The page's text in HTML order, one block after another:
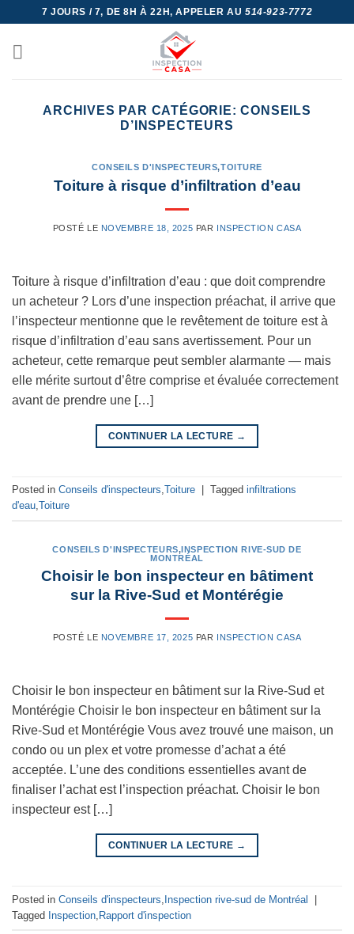
content
7 JOURS / 7, DE 8H À 22H, APPELER AU 514-923-7772
ARCHIVES PAR CATÉGORIE:CONSEILS
D’INSPECTEURS
CONSEILS D'INSPECTEURS,TOITURE
Toiture à risque d’infiltration d’eau
POSTÉ LE NOVEMBRE 18, 2025 PAR INSPECTION CASA
Toiture à risque d’infiltration d’eau : que doit comprendre
un acheteur ? Lors d’une inspection préachat, il arrive que
l’inspecteur mentionne que le revêtement de toiture est à
risque d’infiltration d’eau sans avertissement. Pour un
acheteur, cette remarque peut sembler alarmante — mais
elle mérite surtout d’être comprise et évaluée correctement
avant de prendre une […]
CONTINUER LA LECTURE →
Posted in Conseils d'inspecteurs Toiture Tagged infiltrations
d'eau Toiture
CONSEILS D'INSPECTEURS,INSPECTION RIVE-SUD DE
MONTRÉAL
Choisir le bon inspecteur en bâtiment
sur la Rive-Sud et Montérégie
POSTÉ LE NOVEMBRE 17, 2025 PAR INSPECTION CASA
Choisir le bon inspecteur en bâtiment sur la Rive-Sud et
Montérégie Choisir le bon inspecteur en bâtiment sur la
Rive-Sud et Montérégie Vous avez trouvé une maison, un
condo ou un plex et votre promesse d’achat a été
acceptée. L’une des conditions essentielles avant de
finaliser l’achat est l’inspection préachat. Choisir le bon
inspecteur est […]
CONTINUER LA LECTURE →
Posted in Conseils d'inspecteurs Inspection rive-sud de Montréal
|
Tagged Inspection Rapport d'inspection